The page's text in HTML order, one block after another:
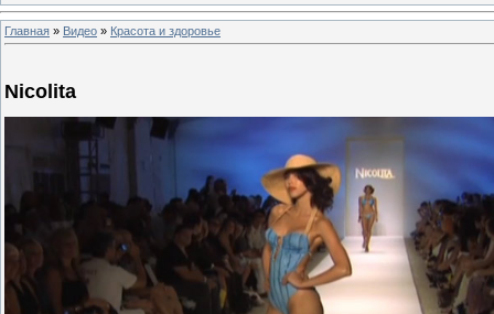
Главная » Видео » Красота и здоровье
Nicolita